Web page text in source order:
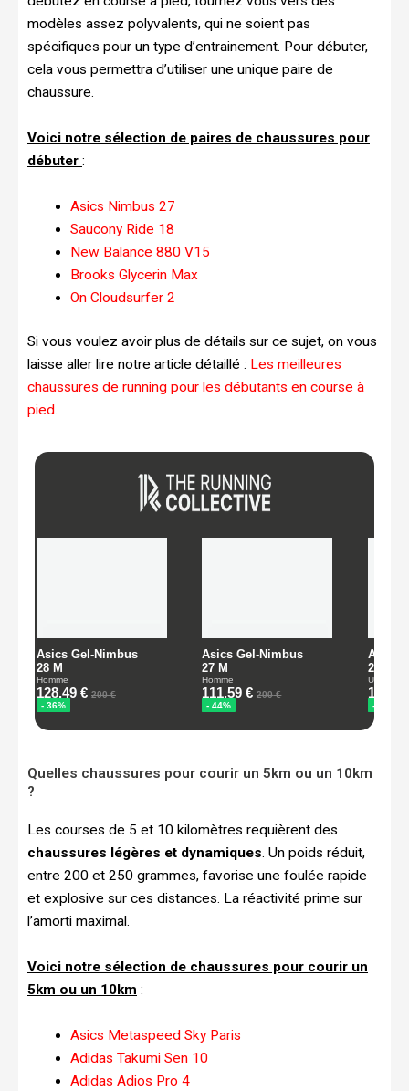
modèles assez polyvalents, qui ne soient pas
spécifiques pour un type d’entrainement. Pour débuter,
cela vous permettra d’utiliser une unique paire de
chaussure.
Voici notre sélection de paires de chaussures pour
débuter :
Asics Nimbus 27
Saucony Ride 18
New Balance 880 V15
Brooks Glycerin Max
On Cloudsurfer 2
Si vous voulez avoir plus de détails sur ce sujet, on vous
laisse aller lire notre article détaillé : Les meilleures
chaussures de running pour les débutants en course à
pied.
Quelles chaussures pour courir un 5km ou un 10km
?
Les courses de 5 et 10 kilomètres requièrent des
chaussures légères et dynamiques. Un poids réduit,
entre 200 et 250 grammes, favorise une foulée rapide
et explosive sur ces distances. La réactivité prime sur
l’amorti maximal.
Voici notre sélection de chaussures pour courir un
5km ou un 10km :
Asics Metaspeed Sky Paris
Adidas Takumi Sen 10
Adidas Adios Pro 4